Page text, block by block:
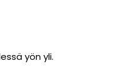
yön yli.